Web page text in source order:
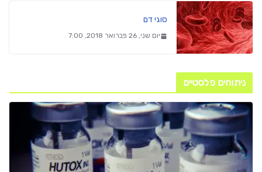
סוגי דם
יום שני, 26 פברואר 2018, 7:00
ניתוחים פלסטיים